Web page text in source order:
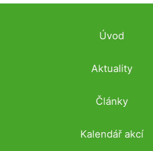
Úvod
Aktuality
Články
Kalendář akcí